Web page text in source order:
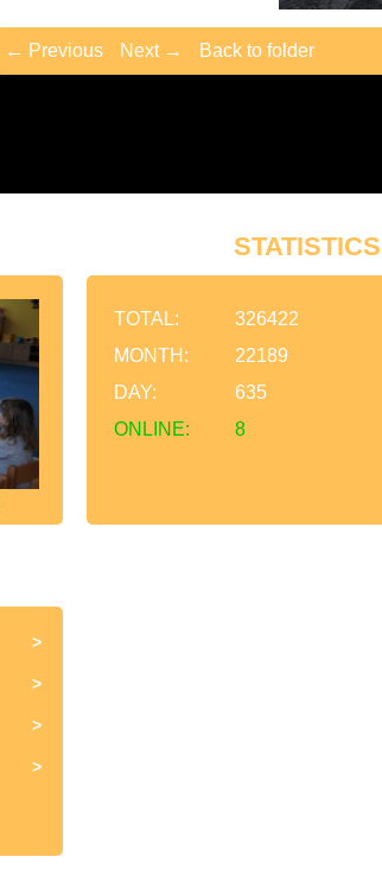
← Previous Next → Back to folder
STATISTICS
ONLINE: 8
TOTAL:
326422
MONTH:
22189
DAY:
635